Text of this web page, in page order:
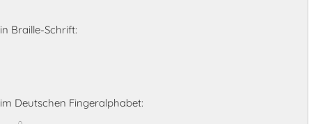
Braille-Schrift:
Deutschen Fingeralphabet: